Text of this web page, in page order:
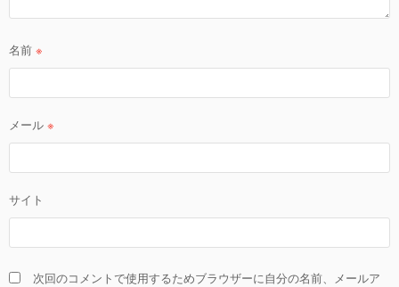
名前 ※
メール ※
サイト
次回のコメントで使用するためブラウザーに自分の名前、メールア